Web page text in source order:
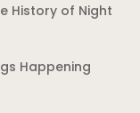
History of Night
Happening